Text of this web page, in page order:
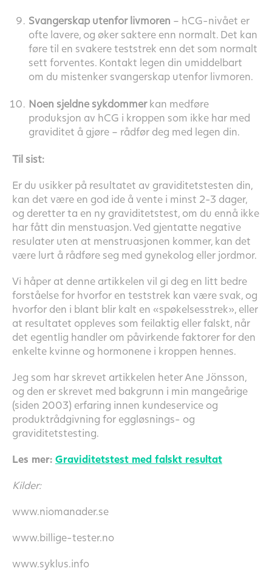
Svangerskap utenfor livmoren – hCG-nivået er
ofte lavere, og øker saktere enn normalt. Det kan
føre til en svakere teststrek enn det som normalt
sett forventes. Kontakt legen din umiddelbart
om du mistenker svangerskap utenfor livmoren.
Noen sjeldne sykdommerkan medføre
produksjon av hCG i kroppen som ikke har med
graviditet å gjøre – rådfør deg med legen din.
Til sist:
Er du usikker på resultatet av graviditetstesten din,
kan det være en god ide å vente i minst 2-3 dager,
og deretter ta en ny graviditetstest, om du ennå ikke
har fått din menstuasjon. Ved gjentatte negative
resulater uten at menstruasjonen kommer, kan det
være lurt å rådføre seg med gynekolog eller jordmor.
Vi håper at denne artikkelen vil gi deg en litt bedre
forståelse for hvorfor en teststrek kan være svak, og
hvorfor den i blant blir kalt en «spøkelsesstrek», eller
at resultatet oppleves som feilaktig eller falskt, når
det egentlig handler om påvirkende faktorer for den
enkelte kvinne og hormonene i kroppen hennes.
Jeg som har skrevet artikkelen heter Ane Jönsson,
og den er skrevet med bakgrunn i min mangeårige
(siden 2003) erfaring innen kundeservice og
produktrådgivning for eggløsnings- og
graviditetstesting.
Les mer: Graviditetstest med falskt resultat
Kilder:
www.niomanader.se
www.billige-tester.no
www.syklus.info